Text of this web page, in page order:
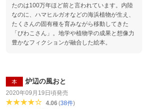
たのは100万年ほど前と言われています。内陸
なのに、ハマヒルガオなどの海浜植物が生え、
たくさんの固有種を育みながら移動してきた
「びわこさん」。地学や植物学の成果と想像力
豊かなフィクションが融合した絵本。
本 炉辺の風おと
2020年09月19日頃発売
4.06 (38件)